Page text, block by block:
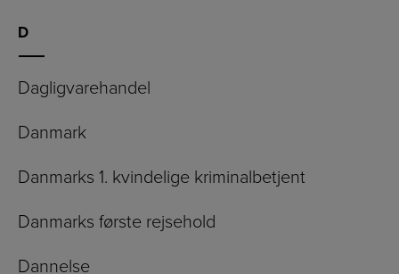
D
Dagligvarehandel
Danmark
Danmarks 1. kvindelige kriminalbetjent
Danmarks første rejsehold
Dannelse